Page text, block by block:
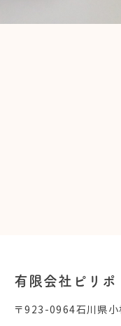
有限会社ピリポ
〒923-0964石川県